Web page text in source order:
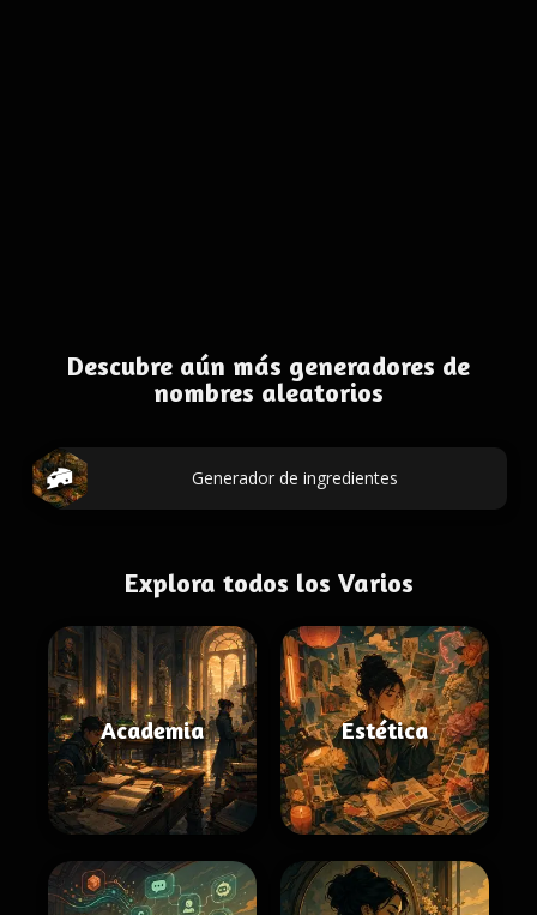
Descubre aún más generadores de
nombres aleatorios
Generador de ingredientes
Explora todos los Varios
Academia Estética